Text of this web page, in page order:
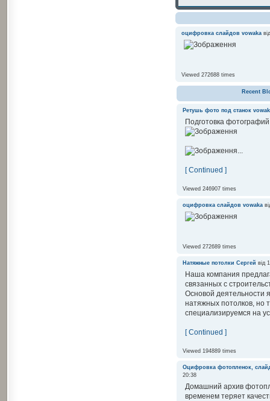
оцифровка слайдов vowaka
Viewed 272688 times
Recent
Ретушь фото под станок
Подготовка
[ Continued ]
Viewed 246907 times
оцифровка слайдов vowaka
Viewed 272689 times
Натяжные потолки Сергей від
Наша компания
связанных с
Основой деятельности
натяжных потолков, но
специализируемся на
[ Continued ]
Viewed 194889 times
Оцифровка фотопленок,
20:38
Домашний архив
временем теряет